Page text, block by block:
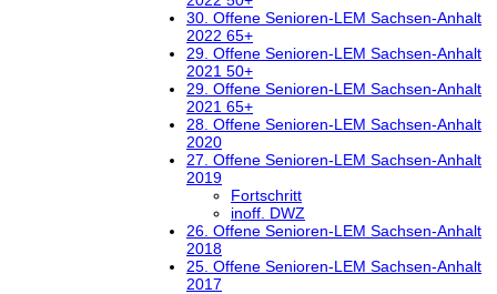
30. Offene Senioren-LEM Sachsen-Anhalt
2022 65+
29. Offene Senioren-LEM Sachsen-Anhalt
2021 50+
29. Offene Senioren-LEM Sachsen-Anhalt
2021 65+
28. Offene Senioren-LEM Sachsen-Anhalt
2020
27. Offene Senioren-LEM Sachsen-Anhalt
2019
Fortschritt
inoff. DWZ
26. Offene Senioren-LEM Sachsen-Anhalt
2018
25. Offene Senioren-LEM Sachsen-Anhalt
2017